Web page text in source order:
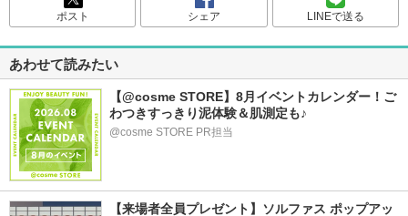
ポスト シェア LINEで送る
あわせて読みたい
【@cosme STORE】8月イベントカレンダー！ご
わつきすっきり泥体験＆肌測定も♪
@cosme STORE PR担当
【来場者全員プレゼント】ソルファス ポップアッ